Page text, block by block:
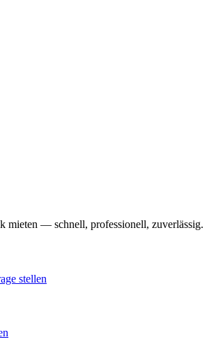
mieten — schnell, professionell, zuverlässig.
stellen